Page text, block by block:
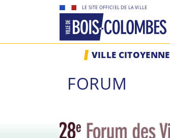
LE SITE OFFICIEL DE LA VILLE
Colombes
VILLE CITOYENNE
FORUM